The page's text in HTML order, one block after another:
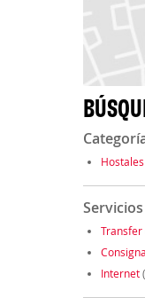
Hostales
Servicios
Transfer
Internet